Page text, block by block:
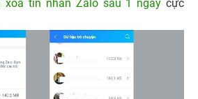
xóa tin nhắn Zalo sau 1 ngày cực